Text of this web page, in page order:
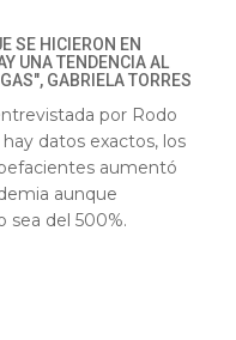
SE HICIERON EN
UNA TENDENCIA AL
GABRIELA TORRES
por Rodo
datos exactos, los
aumentó
aunque
del 500%.